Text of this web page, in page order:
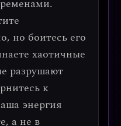
но боитесь его
хаотичные
разрушают
к
энергия
а не в